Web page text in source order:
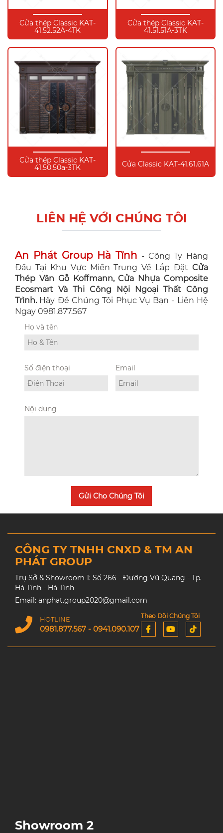
Cửa thép Classic KAT-
41.52.52A-4TK
Cửa thép Classic KAT-
41.51.51A-3TK
Cửa thép Classic KAT-
41.50.50a-3TK
Cửa Classic KAT-41.61.61A
LIÊN HỆ VỚI CHÚNG TÔI
An Phát Group Hà Tĩnh - Công Ty Hàng
Đầu Tại Khu Vực Miền Trung Về Lắp Đặt Cửa
Thép Vân Gỗ Koffmann, Cửa Nhựa Composite
Ecosmart Và Thi Công Nội Ngoại Thất Công
Trình. Hãy Để Chúng Tôi Phục Vụ Bạn - Liên Hệ
Ngay 0981.877.567
Họ và tên
Số điện thoại Email
Nội dung
Gửi Cho Chúng Tôi
CÔNG TY TNHH CNXD & TM AN
PHÁT GROUP
Trụ Sở & Showroom 1: Số 266 - Đường Vũ Quang - Tp.
Hà Tĩnh - Hà Tĩnh
Email: anphat.group2020@gmail.com
HOTLINE
0981.877.567 - 0941.090.107
Theo Dõi Chúng Tôi
Showroom 2